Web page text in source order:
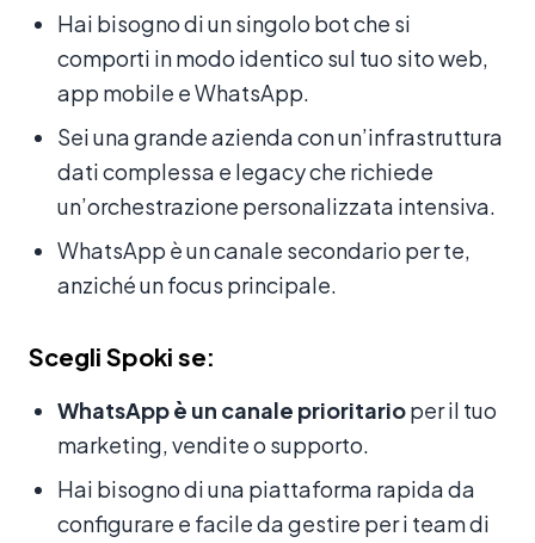
Hai bisogno di un singolo bot che si
comporti in modo identico sul tuo sito web,
app mobile e WhatsApp.
Sei una grande azienda con un’infrastruttura
dati complessa e legacy che richiede
un’orchestrazione personalizzata intensiva.
WhatsApp è un canale secondario per te,
anziché un focus principale.
Scegli Spoki se:
WhatsApp è un canale prioritarioper il tuo
marketing, vendite o supporto.
Hai bisogno di una piattaforma rapida da
configurare e facile da gestire per i team di